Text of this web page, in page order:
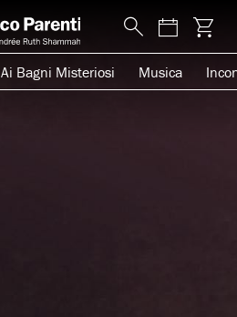
Ai Bagni Misteriosi Musica